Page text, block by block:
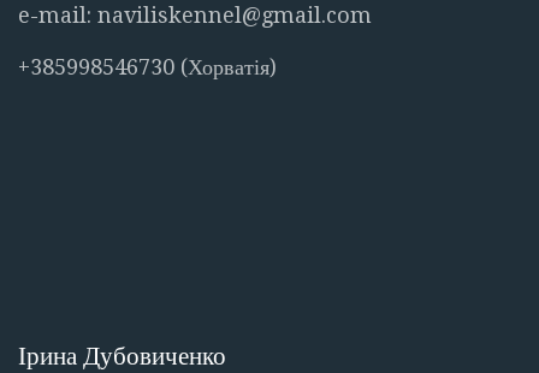
e-mail: naviliskennel@gmail.com
+385998546730 (Хорватія)
Ірина Дубовиченко